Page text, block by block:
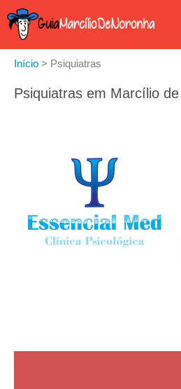
Início > Psiquiatras
Psiquiatras em Marcílio